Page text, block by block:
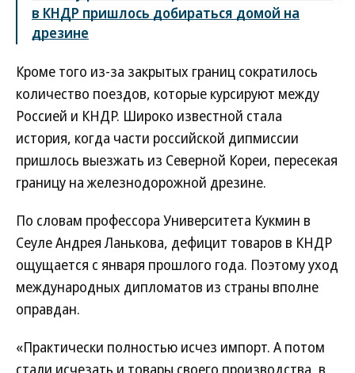
в КНДР пришлось добираться домой на
дрезине
Кроме того из-за закрытых границ сократилось
количество поездов, которые курсируют между
Россией и КНДР. Широко известной стала
история, когда части российской дипмиссии
пришлось выезжать из Северной Кореи, пересекая
границу на железнодорожной дрезине.
По словам профессора Университета Кукмин в
Сеуле Андрея Ланькова, дефицит товаров в КНДР
ощущается с января прошлого года. Поэтому уход
международных дипломатов из страны вполне
оправдан.
«Практически полностью исчез импорт. А потом